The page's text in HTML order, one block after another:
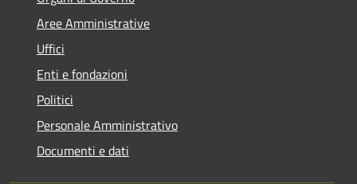
Aree Amministrative
Uffici
Enti e fondazioni
Politici
Personale Amministrativo
Documenti e dati